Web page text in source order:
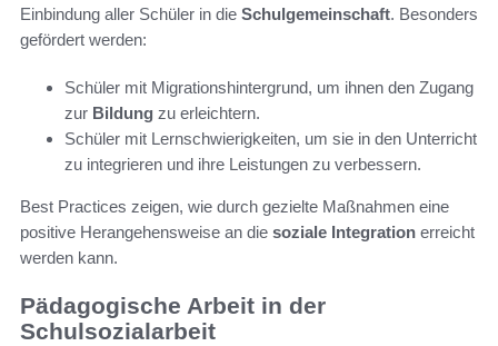
Einbindung aller Schüler in die Schulgemeinschaft. Besonders
gefördert werden:
Schüler mit Migrationshintergrund, um ihnen den Zugang
zur Bildung zu erleichtern.
Schüler mit Lernschwierigkeiten, um sie in den Unterricht
zu integrieren und ihre Leistungen zu verbessern.
Best Practices zeigen, wie durch gezielte Maßnahmen eine
positive Herangehensweise an die soziale Integration erreicht
werden kann.
Pädagogische Arbeit in der
Schulsozialarbeit